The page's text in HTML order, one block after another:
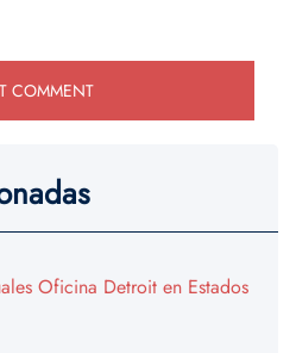
Oficina Detroit en Estados